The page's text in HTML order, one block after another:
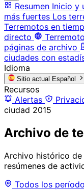
Resumen Inicio y
más fuertes Los
Terremotos en
directo
páginas de archivo
ciudades con
Idioma
Sitio actual Español
Recursos
Alertas
ciudad 2015
Archivo de
Archivo histórico
resúmenes de
Todos los